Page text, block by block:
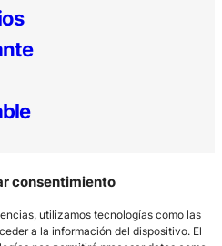
consentimiento
utilizamos tecnologías como las
a la información del dispositivo. El